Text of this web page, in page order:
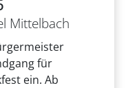
Mittelbach
für
ein. Ab